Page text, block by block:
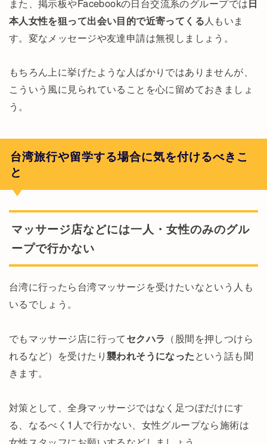
本人女性を狙って出会い目的で近寄ってくる 人もいま
す。変なメッセージや友達申請は無視しましょう。
もちろん上に挙げたような人ばかりではありませんが、
こういう風に見られていることを心に留めておきましょ
う。
台湾旅行や留学する場合に気を付けるべきこ
と
マッサージ店などには一人・女性のみのグル
ープで行かない
台湾に行ったら台湾マッサージを受けたいなという人も
いるでしょう。
でもマッサージ店に行ってセクハラ （股間を押しつけら
れるなど）を受けたり襲われそうになったという話も聞
きます。
対策として、全身マッサージではなく足つぼだけにす
る、なるべく1人で行かない、女性グループなら施術は